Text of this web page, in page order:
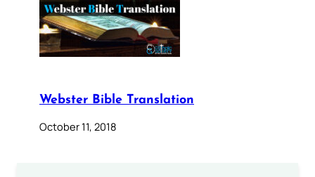
Webster Bible Translation
October 11, 2018